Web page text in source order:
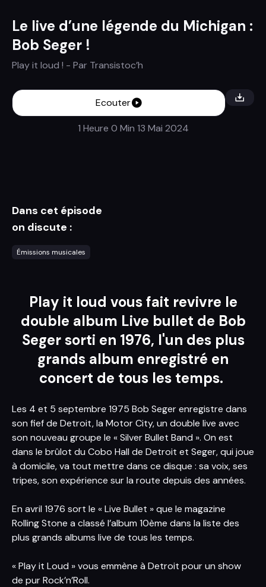
Le live d’une légende du Michigan :
Bob Seger !
Play it loud ! - Par Transistoc’h
Ecouter
1 Heure 0 Min 13 Mai 2024
Dans cet épisode
on discute :
Émissions musicales
Play it loud vous fait revivre le
double album Live bullet de Bob
Seger sorti en 1976, l'un des plus
grands album enregistré en
concert de tous les temps.
Les 4 et 5 septembre 1975 Bob Seger enregistre dans
son fief de Detroit, la Motor City, un double live avec
son nouveau groupe le « Silver Bullet Band ». On est
dans le brûlot du Cobo Hall de Detroit et Seger, qui joue
à domicile, va tout mettre dans ce disque : sa voix, ses
tripes, son expérience sur la route depuis des années.
En avril 1976 sort le « Live Bullet » que le magazine
Rolling Stone a classé l’album 10ème dans la liste des
plus grands albums live de tous les temps.
« Play it Loud » vous emmène à Detroit pour un show
de pur Rock’n’Roll.